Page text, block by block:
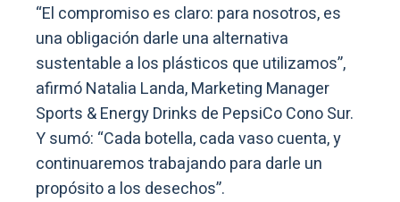
“El compromiso es claro: para nosotros, es
una obligación darle una alternativa
sustentable a los plásticos que utilizamos”,
afirmó Natalia Landa, Marketing Manager
Sports & Energy Drinks de PepsiCo Cono Sur.
Y sumó: “Cada botella, cada vaso cuenta, y
continuaremos trabajando para darle un
propósito a los desechos”.